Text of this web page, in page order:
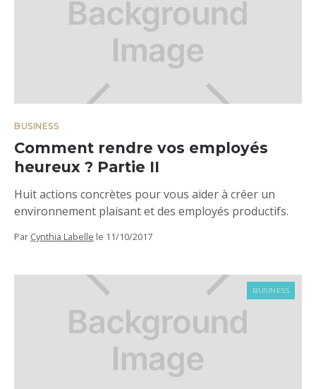
BUSINESS
Comment rendre vos employés
heureux ? Partie II
Huit actions concrètes pour vous aider à créer un
environnement plaisant et des employés productifs.
Par Cynthia Labelle le 11/10/2017
BUSINESS